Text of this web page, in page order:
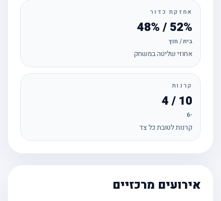
אחזקת כדור
52% / 48%
בית / חוץ
אחוזי שליטה במשחק
קרנות
10 / 4
קרנות לטובת כל צד
אירועים מרכזיים